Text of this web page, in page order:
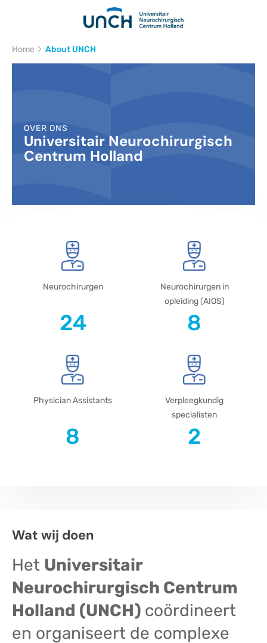
Kruimelpad
Home About UNCH
OVER ONS
Universitair Neurochirurgisch
Centrum Holland
Neurochirurgen
24
Neurochirurgen in
opleiding (AIOS)
8
Physician Assistants
8
Verpleegkundig
specialisten
2
Wat wij doen
Het Universitair
Neurochirurgisch Centrum
Holland (UNCH) coördineert
en organiseert de complexe